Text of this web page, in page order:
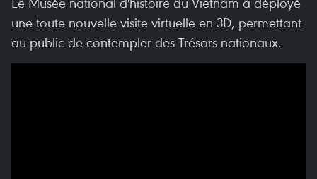
une toute nouvelle visite virtuelle en 3D, permettant
au public de contempler des Trésors nationaux.